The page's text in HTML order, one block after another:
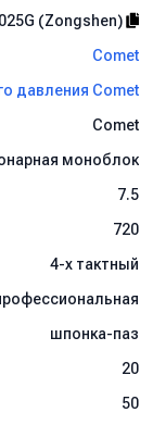
так и из
системой By-
техники.
(Zongshen)
Comet
давления Comet
Comet
моноблок
7.5
720
4-х тактный
шпонка-паз
20
50